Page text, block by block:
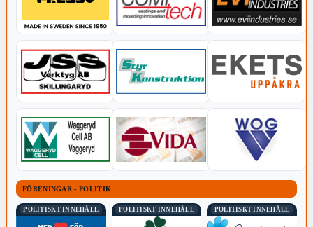
FÖRENINGAR - POLITIK
POLITISKT INNEHÅLL POLITISKT INNEHÅLL POLITISKT INNEHÅLL